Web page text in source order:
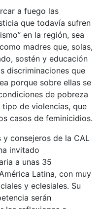
a fuego las
que todavía sufren
en la región, sea
madres que, solas,
sostén y educación
discriminaciones que
porque sobre ellas se
de pobreza
de violencias, que
casos de feminicidios.
consejeros de la CAL
invitado
a unas 35
Latina, con muy
y eclesiales. Su
serán